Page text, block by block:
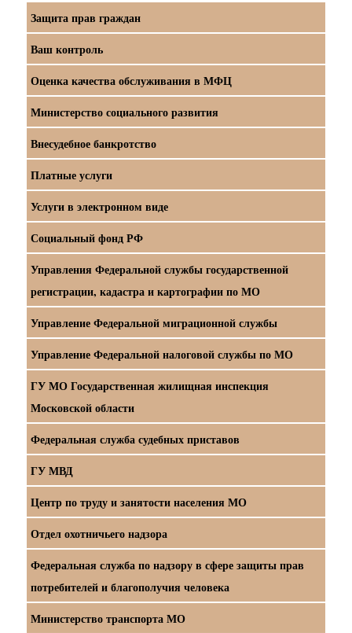
Защита прав граждан
Ваш контроль
Оценка качества обслуживания в МФЦ
Министерство социального развития
Внесудебное банкротство
Платные услуги
Услуги в электронном виде
Социальный фонд РФ
Управления Федеральной службы государственной
регистрации, кадастра и картографии по МО
Управление Федеральной миграционной службы
Управление Федеральной налоговой службы по МО
ГУ МО Государственная жилищная инспекция
Московской области
Федеральная служба судебных приставов
ГУ МВД
Центр по труду и занятости населения МО
Отдел охотничьего надзора
Федеральная служба по надзору в сфере защиты прав
потребителей и благополучия человека
Министерство транспорта МО